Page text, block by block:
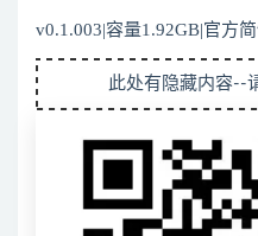
v0.1.003|容量1.92GB|官方
此处有隐藏内容--